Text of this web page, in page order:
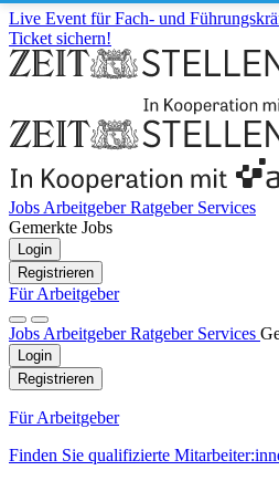
Live Event für Fach- und
Ticket sichern!
Jobs ArbeitgeberRatgeber Services
Gemerkte Jobs
Login
Registrieren
Für Arbeitgeber
Jobs ArbeitgeberRatgeber Services
Login
Registrieren
Für Arbeitgeber
Finden Sie qualifizierte